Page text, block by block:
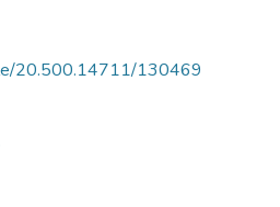
20.500.14711/130469